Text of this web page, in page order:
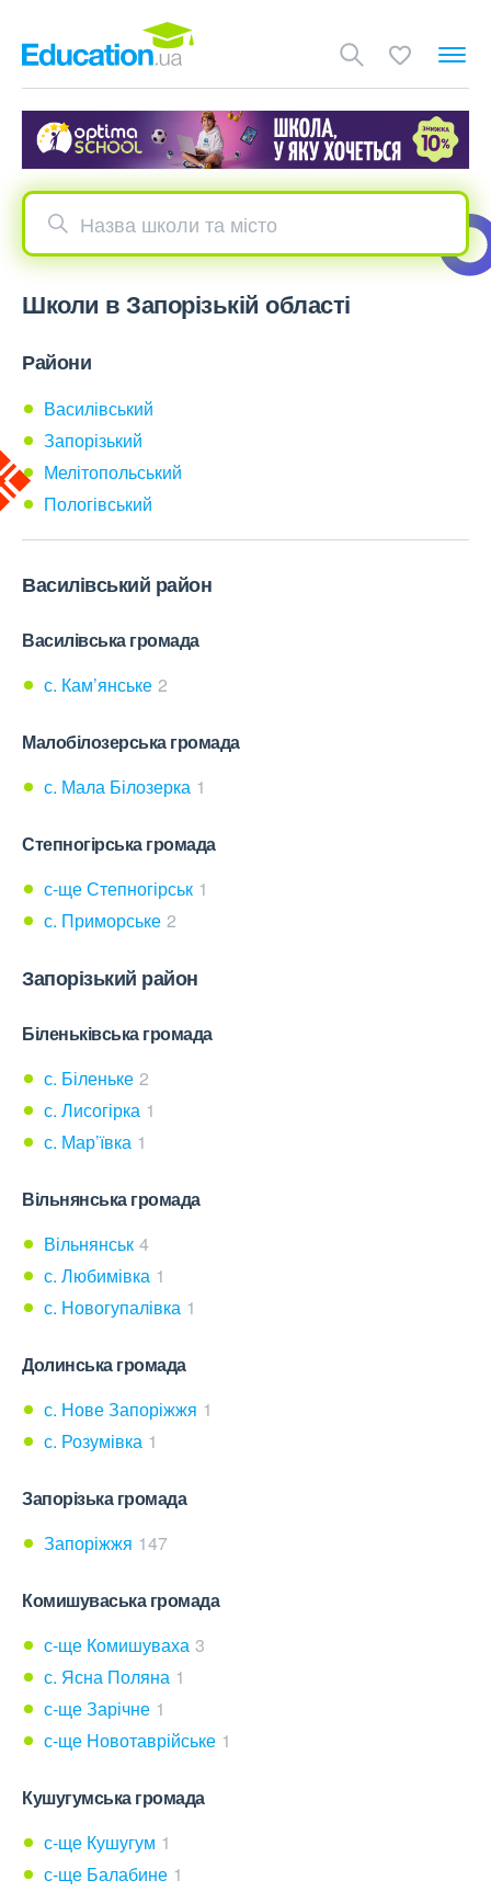
Назва школи та місто
Школи в Запорізькій області
Райони
Василівський
Запорізький
Мелітопольський
Пологівський
Василівський район
Василівська громада
с. Кам’янське 2
Малобілозерська громада
с. Мала Білозерка 1
Степногірська громада
с-ще Степногірськ 1
с. Приморське 2
Запорізький район
Біленьківська громада
с. Біленьке 2
с. Лисогірка 1
с. Мар’ївка 1
Вільнянська громада
Вільнянськ 4
с. Любимівка 1
с. Новогупалівка 1
Долинська громада
с. Нове Запоріжжя 1
с. Розумівка 1
Запорізька громада
Запоріжжя 147
Комишуваська громада
с-ще Комишуваха 3
с. Ясна Поляна 1
с-ще Зарічне 1
с-ще Новотаврійське 1
Кушугумська громада
с-ще Кушугум 1
с-ще Балабине 1